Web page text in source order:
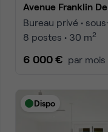
Avenue Franklin
Bureau privé •
8 postes • 30 m2
6 000 € par mois
Dispo